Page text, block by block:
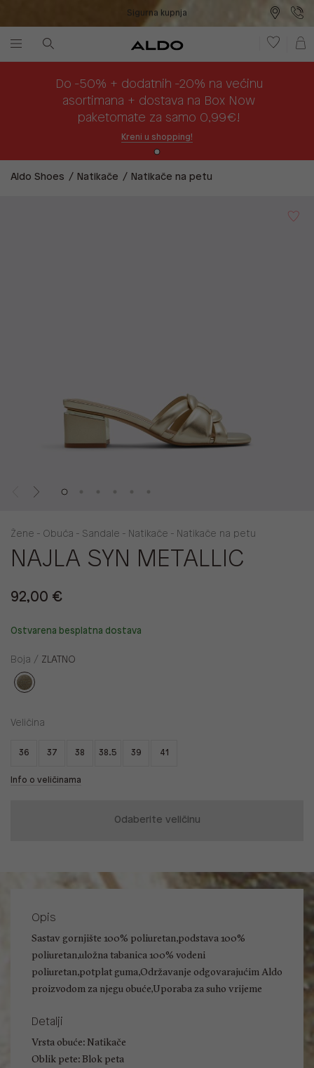
Sigurna kupnja
Do -50% + dodatnih -20% na većinu
asortimana + dostava na Box Now
paketomate za samo 0,99€!
Kreni u shopping!
Aldo Shoes Natikače Natikače na petu
Žene - Obuća - Sandale - Natikače - Natikače na petu
NAJLA SYN METALLIC
92,00 €
Ostvarena besplatna dostava
Boja / ZLATNO
Veličina
36 37 38 38.5 39 41
Info o veličinama
Odaberite veličinu
Opis
Sastav gornjište 100% poliuretan,podstava 100%
poliuretan,uložna tabanica 100% vodeni
poliuretan,potplat guma,Održavanje odgovarajućim Aldo
proizvodom za njegu obuće,Uporaba za suho vrijeme
Detalji
Vrsta obuće: Natikače
Oblik pete: Blok peta